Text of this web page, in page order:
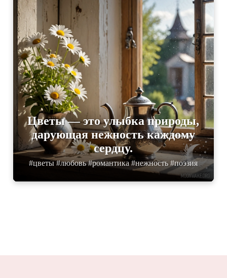
Цветы — это улыбка природы,
дарующая нежность каждому
сердцу.
#цветы #любовь #романтика #нежность #поэзия